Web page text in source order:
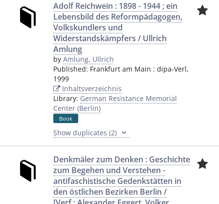
Adolf Reichwein : 1898 - 1944 ; ein
Lebensbild des Reformpädagogen,
Volkskundlers und
Widerstandskämpfers / Ullrich
Amlung
by Amlung, Ullrich
Published: Frankfurt am Main : dipa-Verl,
1999
Inhaltsverzeichnis
Library: German Resistance Memorial
Center (Berlin)
Book
Show duplicates (2)
Denkmäler zum Denken : Geschichte
zum Begehen und Verstehen -
antifaschistische Gedenkstätten in
den östlichen Bezirken Berlin /